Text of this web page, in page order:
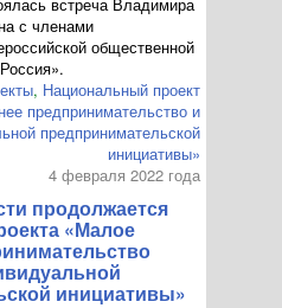
с членами
общественной
, Национальный проект
предпринимательство и
предпринимательской
инициативы»
4 февраля 2022 года
продолжается
«Малое
инициативы»